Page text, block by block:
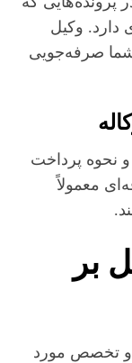
دارد. وکیل
شما صرفه‌جویی
نحوه پرداخت
معمولاً
بر
و تخصص مورد